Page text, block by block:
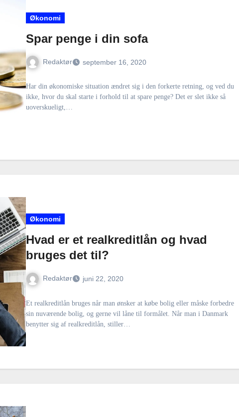
Økonomi
Spar penge i din sofa
Redaktør september 16, 2020
Har din økonomiske situation ændret sig i den forkerte retning, og ved du
ikke, hvor du skal starte i forhold til at spare penge? Det er slet ikke så
uoverskueligt,…
Økonomi
Hvad er et realkreditlån og hvad
bruges det til?
Redaktør juni 22, 2020
Et realkreditlån bruges når man ønsker at købe bolig eller måske forbedre
sin nuværende bolig, og gerne vil låne til formålet. Når man i Danmark
benytter sig af realkreditlån, stiller…